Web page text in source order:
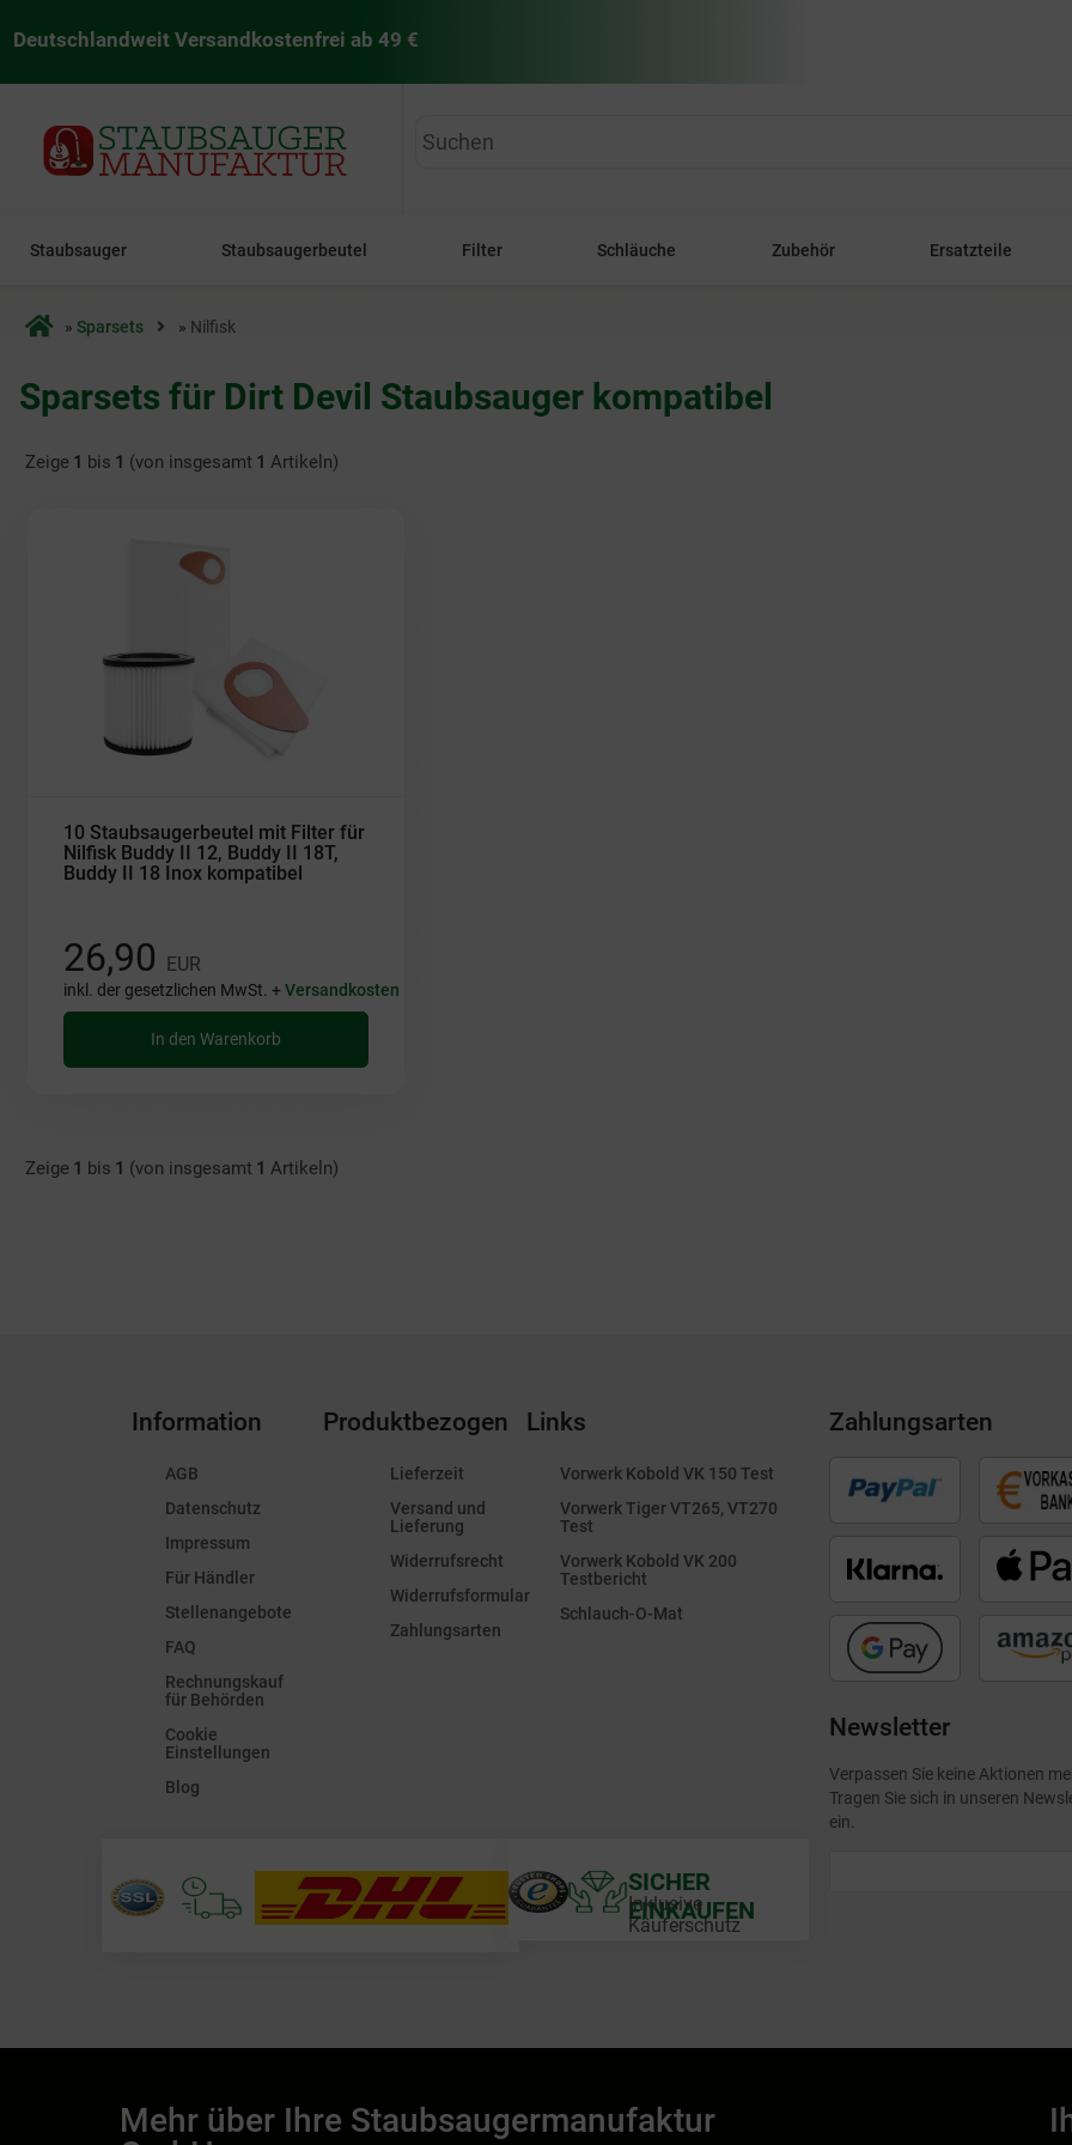
Deutschlandweit Versandkostenfrei ab 49 €
staubsaugermanufaktur
Staubsauger Staubsaugerbeutel Filter Schläuche Zubehör Ersatzteile
Startseite
» Sparsets » Nilfisk
Sparsets für Dirt Devil Staubsauger kompatibel
Zeige 1 bis 1 (von insgesamt 1 Artikeln)
10 Staubsaugerbeutel mit Filter für
Nilfisk Buddy II 12, Buddy II 18T,
Buddy II 18 Inox kompatibel
26,90 EUR
inkl. der gesetzlichen MwSt. +Versandkosten
In den Warenkorb
Zeige 1 bis 1 (von insgesamt 1 Artikeln)
Information
AGB
Datenschutz
Impressum
Für Händler
Stellenangebote
FAQ
Rechnungskauf
für Behörden
Cookie
Einstellungen
Blog
Produktbezogen
Lieferzeit
Versand und
Lieferung
Widerrufsrecht
Widerrufsformular
Zahlungsarten
Links
Vorwerk Kobold VK 150 Test
Vorwerk Tiger VT265, VT270
Test
Vorwerk Kobold VK 200
Testbericht
Schlauch-O-Mat
SICHER
EINKAUFEN
Inklusive
Käuferschutz
Zahlungsarten
Newsletter
Verpassen Sie keine Aktionen
Tragen Sie sich in unseren
ein.
Mehr über Ihre Staubsaugermanufaktur